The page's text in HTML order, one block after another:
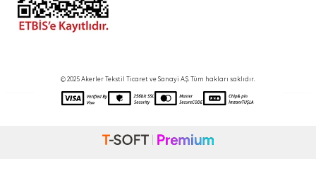
© 2025 Akerler Tekstil Ticaret ve Sanayi A.Ş. Tüm hakları saklıdır.